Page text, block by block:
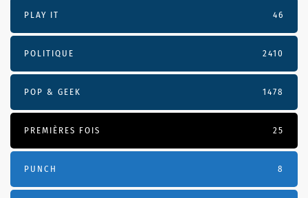
PLAY IT 46
POLITIQUE 2410
POP & GEEK 1478
PREMIÈRES FOIS 25
PUNCH 8